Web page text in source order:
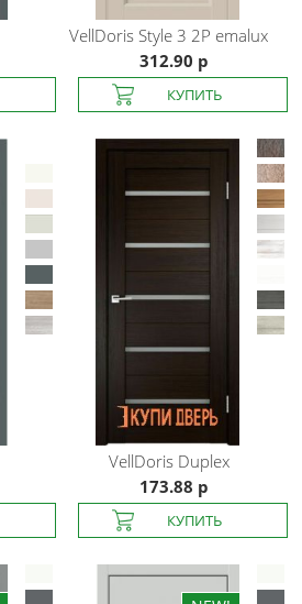
VellDoris Style 3 2P emalux
312.90 р
VellDorisDuplex
173.88 р